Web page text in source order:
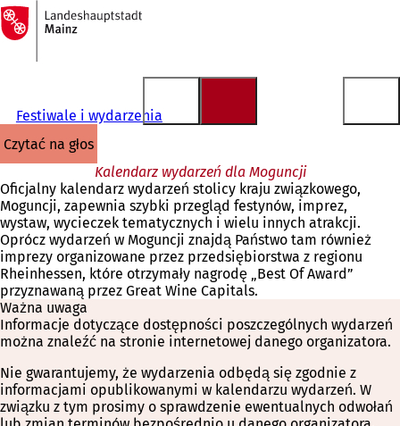
Przejdź do treści
Do
strony
głównej
Festiwale i wydarzenia
czytać na głos
Kalendarz wydarzeń dla Moguncji
Oficjalny kalendarz wydarzeń stolicy kraju związkowego,
Moguncji, zapewnia szybki przegląd festynów, imprez,
wystaw, wycieczek tematycznych i wielu innych atrakcji.
Oprócz wydarzeń w Moguncji znajdą Państwo tam również
imprezy organizowane przez przedsiębiorstwa z regionu
Rheinhessen, które otrzymały nagrodę „Best Of Award”
przyznawaną przez Great Wine Capitals.
Ważna uwaga
Informacje dotyczące dostępności poszczególnych wydarzeń
można znaleźć na stronie internetowej danego organizatora.
Nie gwarantujemy, że wydarzenia odbędą się zgodnie z
informacjami opublikowanymi w kalendarzu wydarzeń. W
związku z tym prosimy o sprawdzenie ewentualnych odwołań